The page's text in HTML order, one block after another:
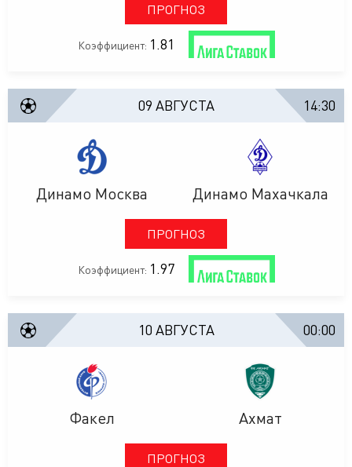
ПРОГНОЗ
Коэффициент: 1.81
09 АВГУСТА 14:30
Динамо Москва
ПРОГНОЗ
Динамо Махачкала
Коэффициент: 1.97
10 АВГУСТА 00:00
Факел
ПРОГНОЗ
Ахмат